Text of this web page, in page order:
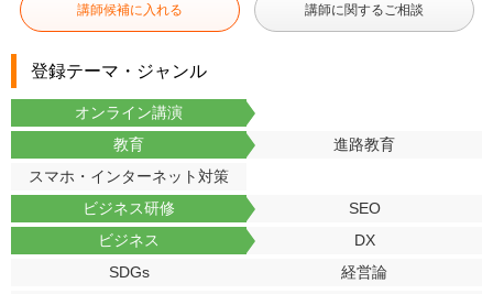
講師候補に入れる 講師に関するご相談
登録テーマ・ジャンル
オンライン講演
教育
進路教育
スマホ・インターネット対策
ビジネス研修
SEO
ビジネス
DX
SDGs
経営論